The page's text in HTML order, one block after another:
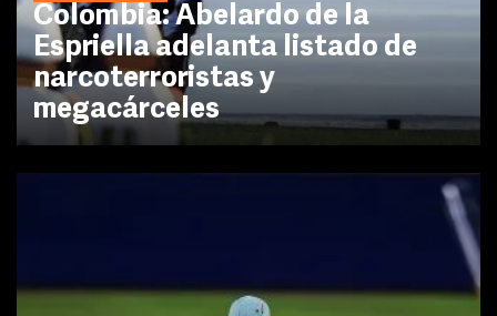
Colombia: Abelardo de la
Espriella adelanta listado de
narcoterroristas y
megacárceles